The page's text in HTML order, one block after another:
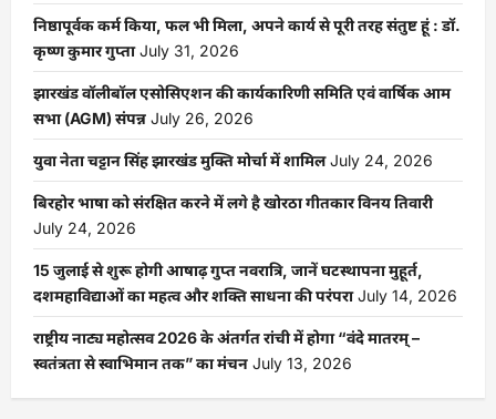
निष्ठापूर्वक कर्म किया, फल भी मिला, अपने कार्य से पूरी तरह संतुष्ट हूं : डॉ.
कृष्ण कुमार गुप्ता July 31, 2026
झारखंड वॉलीबॉल एसोसिएशन की कार्यकारिणी समिति एवं वार्षिक आम
सभा (AGM) संपन्न July 26, 2026
युवा नेता चट्टान सिंह झारखंड मुक्ति मोर्चा में शामिल July 24, 2026
बिरहोर भाषा को संरक्षित करने में लगे है खोरठा गीतकार विनय तिवारी
July 24, 2026
15 जुलाई से शुरू होगी आषाढ़ गुप्त नवरात्रि, जानें घटस्थापना मुहूर्त,
दशमहाविद्याओं का महत्व और शक्ति साधना की परंपरा July 14, 2026
राष्ट्रीय नाट्य महोत्सव 2026 के अंतर्गत रांची में होगा “वंदे मातरम् –
स्वतंत्रता से स्वाभिमान तक” का मंचन July 13, 2026